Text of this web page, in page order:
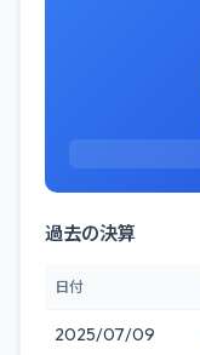
過去の決算
日付
2025/07/09